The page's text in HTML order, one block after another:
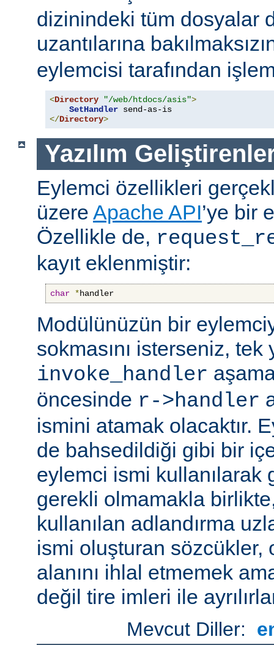
dizinindeki tüm dosyalar
uzantılarına
eylemcisi tarafından
<Directory "/web/htdocs/asis">
SetHandler
</Directory>
Yazılım
Eylemci özellikleri
üzere Apache API’ye bir
Özellikle de,
kayıt eklenmiştir:
char *handler
Modülünüzün bir
sokmasını isterseniz, tek
invoke_handler
öncesinde r->handler
ismini atamak olacaktır.
de bahsedildiği gibi bir
eylemci ismi kullanılarak
gerekli olmamakla
kullanılan adlandırma
ismi oluşturan sözcükler,
alanını ihlal etmemek
değil tire imleri ile
Mevcut Diller: